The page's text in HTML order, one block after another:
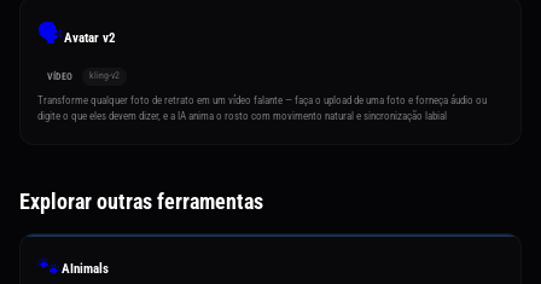
🗣️Avatar v2
VÍDEO kling-v2
Transforme qualquer foto de retrato em um vídeo falante — faça o upload de uma foto e forneça áudio ou
digite o que eles devem dizer, e a IA anima o rosto com movimento natural e sincronização labial
Explorar outras ferramentas
🐾AInimals